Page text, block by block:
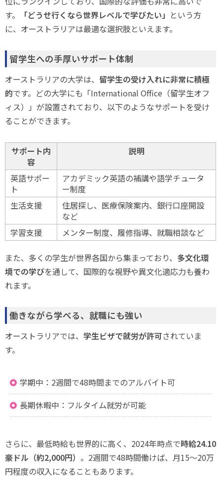
す。
「どうせ行くなら世界レベルで学びたい」 という方
に、オーストラリアは最適な選択肢といえます。
留学生への手厚いサポート体制
オーストラリアの大学は、 留学生の受け入れに非常に積極
的です。どの大学にも「International Office（留学生オフ
ィス）」が設置されており、以下のようなサポートを受け
ることができます。
サポート内
容
説明
英語サポー
ト
アカデミック英語の補講や語学チュータ
ー制度
生活支援
住居探し、医療保険案内、銀行口座開設
など
学習支援
メンター制度、履修指導、就職相談など
また、多くの学生が世界各国から集まっており、 多文化環
境での学びを通して、国際的な視野や異文化適応力も養わ
れます。
働きながら学べる、就職にも強い
オーストラリアでは、 学生ビザで就労が許可されていま
す。
学期中：2週間で48時間までのアルバイト可
長期休暇中：フルタイム就労が可能
さらに、最低時給も世界的に高く、2024年時点で時給24.10
豪ドル（約2,000円） 。2週間で48時間働けば、月15〜20万
円程度の収入になることもあります。